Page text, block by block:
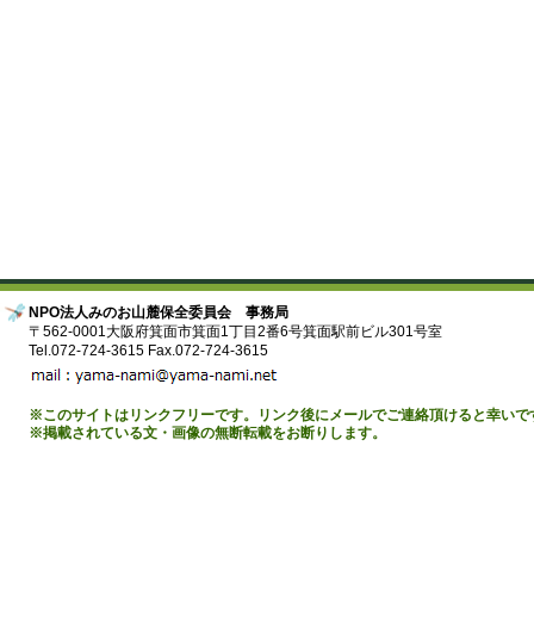
NPO法人みのお山麓保全委員会 事務局
〒562-0001大阪府箕面市箕面1丁目2番6号箕面駅前ビル301号室
Tel.072-724-3615 Fax.072-724-3615
※このサイトはリンクフリーです。リンク後にメールでご連絡頂けると幸いで
※掲載されている文・画像の無断転載をお断りします。